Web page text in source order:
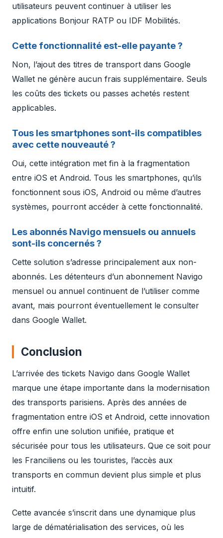
utilisateurs peuvent continuer à utiliser les
applications Bonjour RATP ou IDF Mobilités.
Cette fonctionnalité est-elle payante ?
Non, l’ajout des titres de transport dans Google
Wallet ne génère aucun frais supplémentaire. Seuls
les coûts des tickets ou passes achetés restent
applicables.
Tous les smartphones sont-ils compatibles
avec cette nouveauté ?
Oui, cette intégration met fin à la fragmentation
entre iOS et Android. Tous les smartphones, qu’ils
fonctionnent sous iOS, Android ou même d’autres
systèmes, pourront accéder à cette fonctionnalité.
Les abonnés Navigo mensuels ou annuels
sont-ils concernés ?
Cette solution s’adresse principalement aux non-
abonnés. Les détenteurs d’un abonnement Navigo
mensuel ou annuel continuent de l’utiliser comme
avant, mais pourront éventuellement le consulter
dans Google Wallet.
Conclusion
L’arrivée des tickets Navigo dans Google Wallet
marque une étape importante dans la modernisation
des transports parisiens. Après des années de
fragmentation entre iOS et Android, cette innovation
offre enfin une solution unifiée, pratique et
sécurisée pour tous les utilisateurs. Que ce soit pour
les Franciliens ou les touristes, l’accès aux
transports en commun devient plus simple et plus
intuitif.
Cette avancée s’inscrit dans une dynamique plus
large de dématérialisation des services, où les